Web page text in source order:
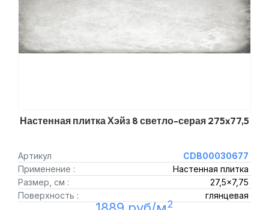
Настенная плитка Хэйз 8 светло-серая 275x77,5
Артикул
CDB00030677
Применение :
Настенная плитка
Размер, см :
27,5x7,75
Поверхность :
глянцевая
2